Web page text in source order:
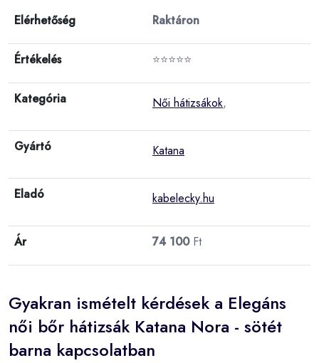
Elérhetőség Raktáron
Értékelés ⭐⭐⭐⭐⭐
Kategória Női hátizsákok,
Gyártó Katana
Eladó kabelecky.hu
Ár 74 100Ft
Gyakran ismételt kérdések a Elegáns
női bőr hátizsák Katana Nora - sötét
barna kapcsolatban